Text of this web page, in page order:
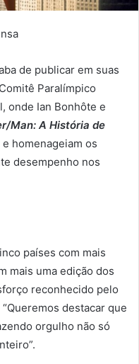
de publicar em suas
Paralímpico
onde Ian Bonhôte e
Man: A História de
homenageiam os
desempenho nos
países com mais
mais uma edição dos
reconhecido pelo
destacar que
orgulho não só